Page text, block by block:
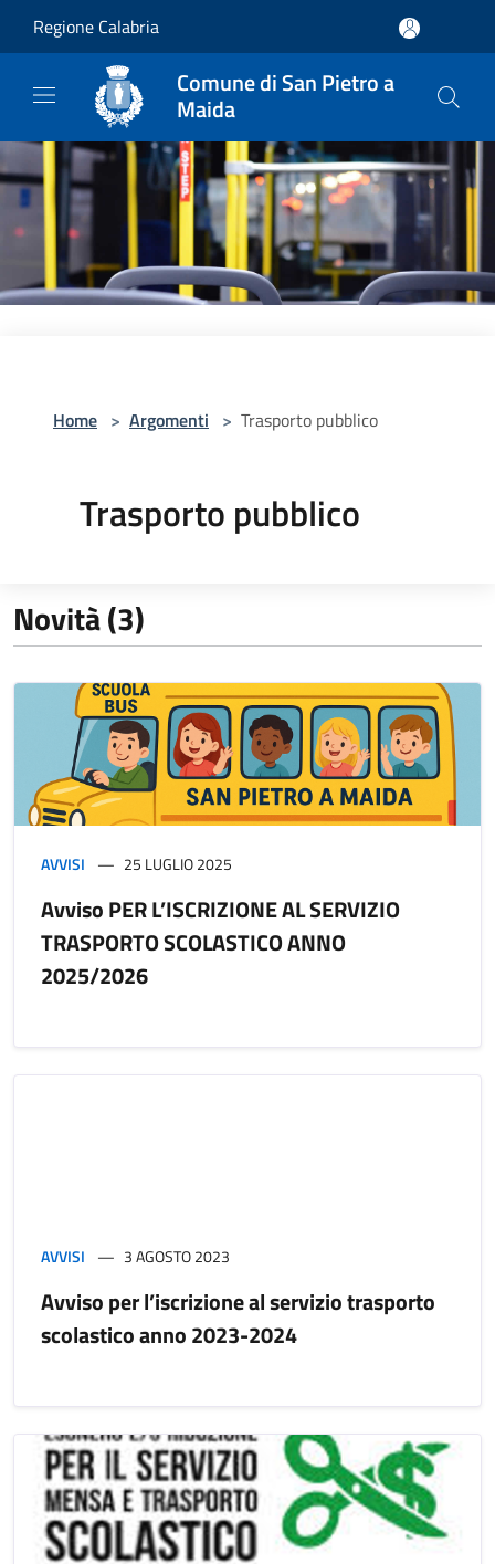
Regione Calabria
Comune di San Pietro a
Maida
Home > Argomenti > Trasporto pubblico
Trasporto pubblico
Novità (3)
AVVISI 25 LUGLIO 2025
Avviso PER L’ISCRIZIONE AL SERVIZIO
TRASPORTO SCOLASTICO ANNO
2025/2026
AVVISI 3 AGOSTO 2023
Avviso per l’iscrizione al servizio trasporto
scolastico anno 2023-2024